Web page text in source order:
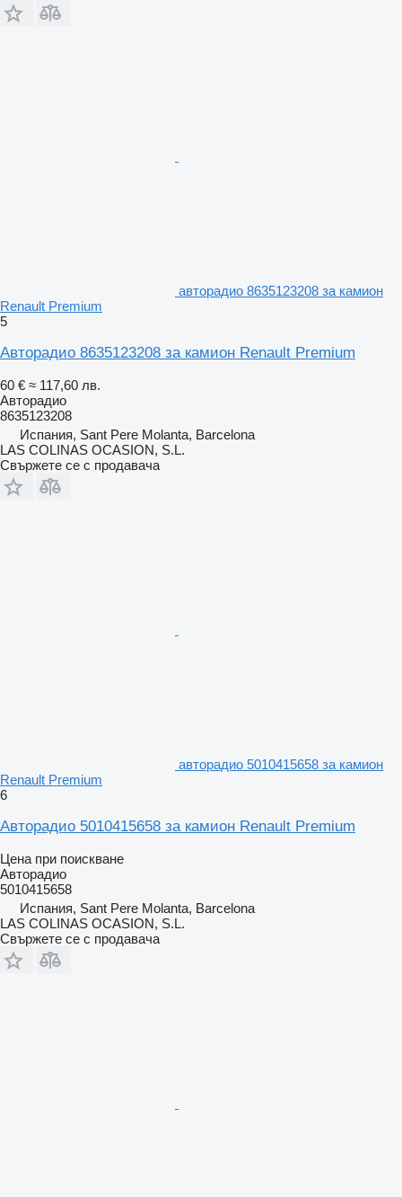
авторадио 8635123208 за камион
Renault Premium
5
Авторадио 8635123208 за камион Renault Premium
60 € ≈ 117,60 лв.
Авторадио
8635123208
Испания, Sant Pere Molanta, Barcelona
LAS COLINAS OCASION, S.L.
Свържете се с продавача
авторадио 5010415658 за камион
Renault Premium
6
Авторадио 5010415658 за камион Renault Premium
Цена при поискване
Авторадио
5010415658
Испания, Sant Pere Molanta, Barcelona
LAS COLINAS OCASION, S.L.
Свържете се с продавача